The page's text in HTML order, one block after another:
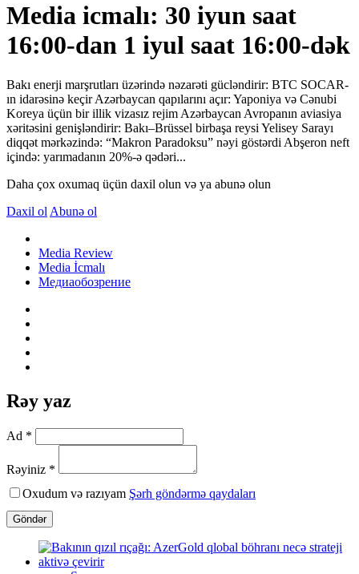
Media icmalı: 30 iyun saat
16:00-dan 1 iyul saat 16:00-dək
Bakı enerji marşrutları üzərində nəzarəti gücləndirir: BTC SOCAR-
ın idarəsinə keçir Azərbaycan qapılarını açır: Yaponiya və Cənubi
Koreya üçün bir illik vizasız rejim Azərbaycan Avropanın aviasiya
xəritəsini genişləndirir: Bakı–Brüssel birbaşa reysi Yelisey Sarayı
diqqət mərkəzində: “Makron Paradoksu” nəyi göstərdi Abşeron neft
içində: yarımadanın 20%-ə qədəri...
Daha çox oxumaq üçün daxil olun və ya abunə olun
Daxil ol Abunə ol
Media Review
Media İcmalı
Медиаобозрение
Rəy yaz
Ad *
Rəyiniz *
Oxudum və razıyam Şərh göndərmə qaydaları
Göndər